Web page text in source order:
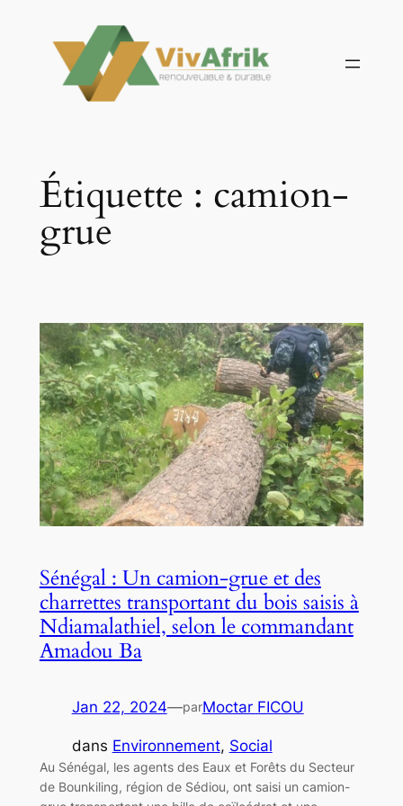
contenu
Étiquette : camion-
grue
Sénégal : Un camion-grue et des
charrettes transportant du bois saisis à
Ndiamalathiel, selon le commandant
Amadou Ba
Jan 22, 2024—parMoctar FICOU
dans Environnement, Social
Au Sénégal, les agents des Eaux et Forêts du Secteur
de Bounkiling, région de Sédiou, ont saisi un camion-